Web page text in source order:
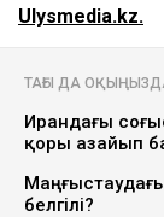
Ulysmedia.kz.
ТАҒЫ ДА
Ирандағы
қоры азайып
белгілі?